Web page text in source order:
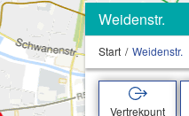
Weidenstr.
Start Weidenstr.
Vertrekpunt